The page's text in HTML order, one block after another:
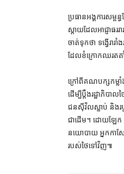
ប្រធាន​អង្គការ​សម្
ស្តាយ​ដែល​អាជ្ញាធរ​
ចាត់ទុកថា ទង្វើ​រារ
ដែល​ខំ​ក្រោកឈរ​តត
ក្រៅពី​គណបក្ស​កម្លាំ
ដើម្បី​ប្តឹង​រដ្ឋាភិប
ជន​ស៊ីវិល​ស្លាប់ និង​របួ
ជាដើម។ ដោយឡែក
នយោបាយ អ្នកកាស
របស់​ថៃ​ទៅវិញ៕